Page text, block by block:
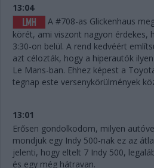
13:04
A #708-as Glickenhaus
körét, ami viszont nagyon érdekes,
3:30-on belül. A rend kedvéért
azt célozták, hogy a hiperautók
Le Mans-ban. Ehhez képest a
tegnap este versenykörülmények
13:01
Erősen gondolkodom, milyen
mondjuk egy Indy 500-nak ez az
jelenti, hogy eltelt 7 Indy 500,
és egy még hátravan.